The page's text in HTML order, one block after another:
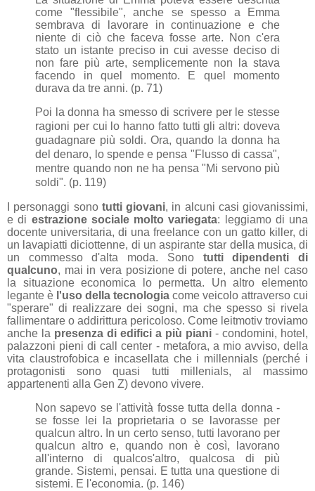
come "flessibile", anche se spesso a Emma
sembrava di lavorare in continuazione e che
niente di ciò che faceva fosse arte. Non c'era
stato un istante preciso in cui avesse deciso di
non fare più arte, semplicemente non la stava
facendo in quel momento. E quel momento
durava da tre anni. (p. 71)
Poi la donna ha smesso di scrivere per le stesse
ragioni per cui lo hanno fatto tutti gli altri: doveva
guadagnare più soldi. Ora, quando la donna ha
del denaro, lo spende e pensa "Flusso di cassa",
mentre quando non ne ha pensa "Mi servono più
soldi". (p. 119)
I personaggi sono tutti giovani, in alcuni casi giovanissimi,
e di estrazione sociale molto variegata: leggiamo di una
docente universitaria, di una freelance con un gatto killer, di
un lavapiatti diciottenne, di un aspirante star della musica, di
un commesso d'alta moda. Sono tutti dipendenti di
qualcuno, mai in vera posizione di potere, anche nel caso
la situazione economica lo permetta. Un altro elemento
legante è l'uso della tecnologia come veicolo attraverso cui
"sperare" di realizzare dei sogni, ma che spesso si rivela
fallimentare o addirittura pericoloso. Come leitmotiv troviamo
anche la presenza di edifici a più piani - condomini, hotel,
palazzoni pieni di call center - metafora, a mio avviso, della
vita claustrofobica e incasellata che i millennials (perché i
protagonisti sono quasi tutti millenials, al massimo
appartenenti alla Gen Z) devono vivere.
Non sapevo se l'attività fosse tutta della donna -
se fosse lei la proprietaria o se lavorasse per
qualcun altro. In un certo senso, tutti lavorano per
qualcun altro e, quando non è così, lavorano
all'interno di qualcos'altro, qualcosa di più
grande. Sistemi, pensai. E tutta una questione di
sistemi. E l'economia. (p. 146)